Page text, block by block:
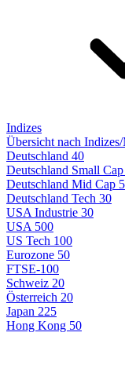
Indizes
Übersicht nach
Deutschland 40
Deutschland Small
Deutschland Mid Cap
Deutschland Tech 30
USA Industrie 30
USA 500
US Tech 100
Eurozone 50
FTSE-100
Schweiz 20
Österreich 20
Japan 225
Hong Kong 50